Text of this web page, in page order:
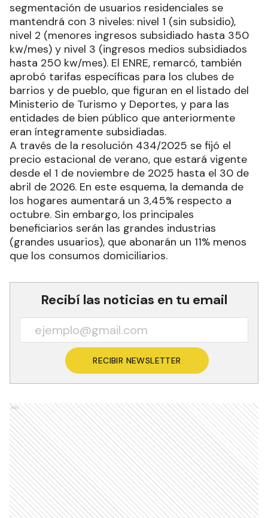
segmentación de usuarios residenciales se
mantendrá con 3 niveles: nivel 1 (sin subsidio),
nivel 2 (menores ingresos subsidiado hasta 350
kw/mes) y nivel 3 (ingresos medios subsidiados
hasta 250 kw/mes). El ENRE, remarcó, también
aprobó tarifas específicas para los clubes de
barrios y de pueblo, que figuran en el listado del
Ministerio de Turismo y Deportes, y para las
entidades de bien público que anteriormente
eran íntegramente subsidiadas.
A través de la resolución 434/2025 se fijó el
precio estacional de verano, que estará vigente
desde el 1 de noviembre de 2025 hasta el 30 de
abril de 2026. En este esquema, la demanda de
los hogares aumentará un 3,45% respecto a
octubre. Sin embargo, los principales
beneficiarios serán las grandes industrias
(grandes usuarios), que abonarán un 11% menos
que los consumos domiciliarios.
Recibí las noticias en tu email
RECIBIR NEWSLETTER
Ads